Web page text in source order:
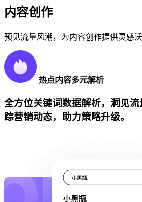
内容创作
预见流量风潮，为内容创作提供灵感
热点内容多元解析
全方位关键词数据解析，洞见
踪营销动态，助力策略升级。